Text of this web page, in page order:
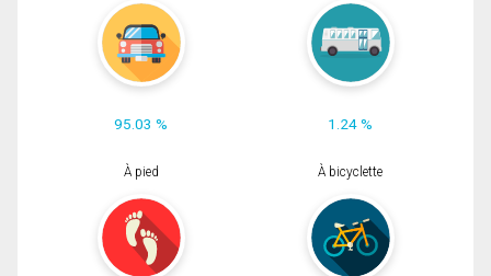
95.03 % 1.24 %
À pied À bicyclette